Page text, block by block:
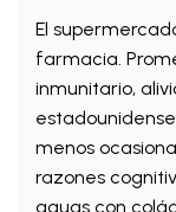
El
farmacia.
inmunitario,
menos
razones
aguas con